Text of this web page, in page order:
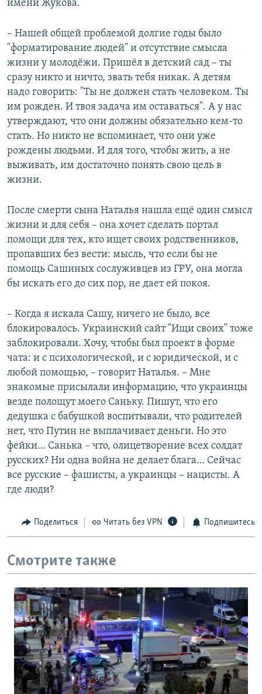
имени Жукова.
– Нашей общей проблемой долгие годы было
"форматирование людей" и отсутствие смысла
жизни у молодёжи. Пришёл в детский сад – ты
сразу никто и ничто, звать тебя никак. А детям
надо говорить: "Ты не должен стать человеком. Ты
им рожден. И твоя задача им оставаться". А у нас
утверждают, что они должны обязательно кем-то
стать. Но никто не вспоминает, что они уже
рождены людьми. И для того, чтобы жить, а не
выживать, им достаточно понять свою цель в
жизни.
После смерти сына Наталья нашла ещё один смысл
жизни и для себя – она хочет сделать портал
помощи для тех, кто ищет своих родственников,
пропавших без вести: мысль, что если бы не
помощь Сашиных сослуживцев из ГРУ, она могла
бы искать его до сих пор, не дает ей покоя.
– Когда я искала Сашу, ничего не было, все
блокировалось. Украинский сайт "Ищи своих" тоже
заблокировали. Хочу, чтобы был проект в форме
чата: и с психологической, и с юридической, и с
любой помощью, – говорит Наталья. – Мне
знакомые присылали информацию, что украинцы
везде полощут моего Саньку. Пишут, что его
дедушка с бабушкой воспитывали, что родителей
нет, что Путин не выплачивает деньги. Но это
фейки… Санька – что, олицетворение всех солдат
русских? Ни одна война не делает блага… Сейчас
все русские – фашисты, а украинцы – нацисты. А
где люди?
Поделиться Читать без VPN Подпишитесь
Смотрите также